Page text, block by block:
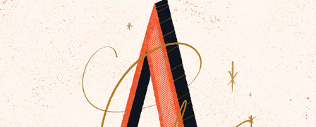
ALPHABET OF EMPOWERMENT